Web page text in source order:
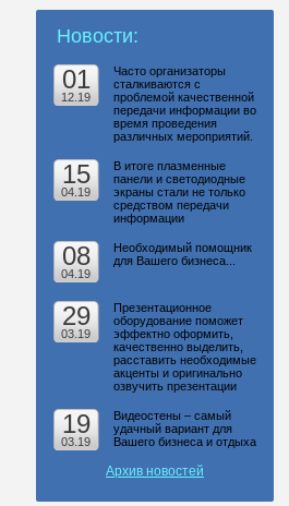
Новости:
01
12.19
Часто организаторы
сталкиваются с
проблемой качественной
передачи информации во
время проведения
различных мероприятий.
15
04.19
В итоге плазменные
панели и светодиодные
экраны стали не только
средством передачи
информации
08
04.19
Необходимый помощник
для Вашего бизнеса...
29
03.19
Презентационное
оборудование поможет
эффектно оформить,
качественно выделить,
расставить необходимые
акценты и оригинально
озвучить презентации
19
03.19
Видеостены – самый
удачный вариант для
Вашего бизнеса и отдыха
Архив новостей